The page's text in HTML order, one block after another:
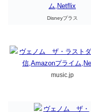
Disneyプラス
music.jp